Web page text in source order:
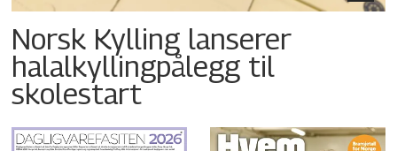
Norsk Kylling lanserer
halalkyllingpålegg til
skolestart